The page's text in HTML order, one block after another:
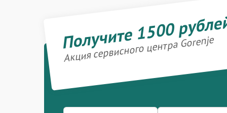
Получите 1500
Акция сервисного центра Gorenje